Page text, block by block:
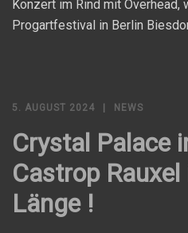
Konzert im Rind mit Overhead,
Progartfestival in Berlin
5. AUGUST 2024 NEWS
Crystal Palace
Castrop
Länge !